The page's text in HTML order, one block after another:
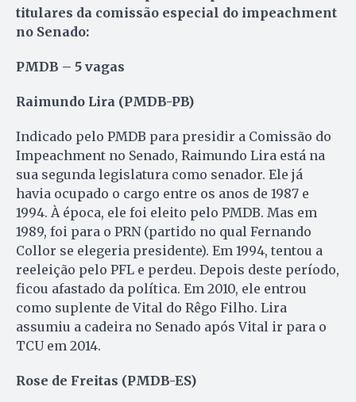
titulares da comissão especial do impeachment
no Senado:
PMDB – 5 vagas
Raimundo Lira (PMDB-PB)
Indicado pelo PMDB para presidir a Comissão do
Impeachment no Senado, Raimundo Lira está na
sua segunda legislatura como senador. Ele já
havia ocupado o cargo entre os anos de 1987 e
1994. À época, ele foi eleito pelo PMDB. Mas em
1989, foi para o PRN (partido no qual Fernando
Collor se elegeria presidente). Em 1994, tentou a
reeleição pelo PFL e perdeu. Depois deste período,
ficou afastado da política. Em 2010, ele entrou
como suplente de Vital do Rêgo Filho. Lira
assumiu a cadeira no Senado após Vital ir para o
TCU em 2014.
Rose de Freitas (PMDB-ES)